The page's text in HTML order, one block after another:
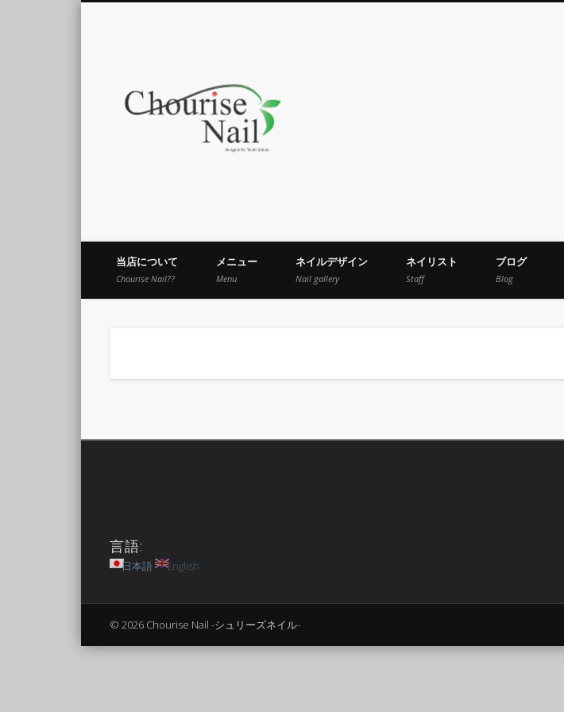
当店について
Chourise Nail??
メニュー
Menu
ネイルデザイン
Nail gallery
ネイリスト
Staff
ブログ
Blog
言語:
日本語 English
© 2026 Chourise Nail -シュリーズネイル-